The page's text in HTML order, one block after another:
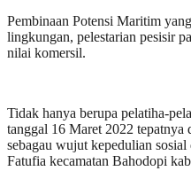
Pembinaan Potensi Maritim
lingkungan, pelestarian pesisir
nilai komersil.
Tidak hanya berupa pelatiha-
tanggal 16 Maret 2022
sebagau wujut kepedulian
Fatufia kecamatan Bahodopi